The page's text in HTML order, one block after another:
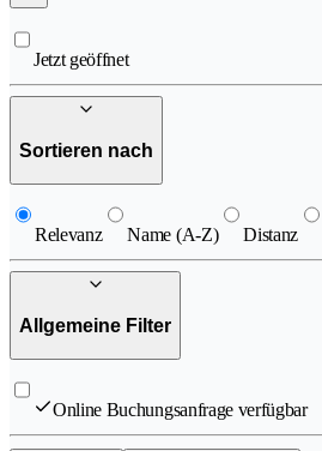
Jetzt geöffnet
Sortieren nach
Relevanz Name (A-Z) Distanz
Allgemeine Filter
Online Buchungsanfrage verfügbar